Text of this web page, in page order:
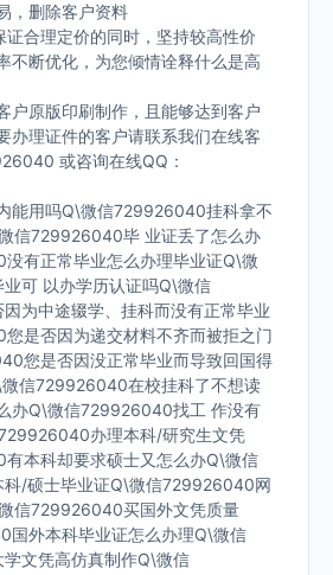
，删除客户资料
合理定价的同时，坚持较高性价
不断优化，为您倾情诠释什么是高
户原版印刷制作，且能够达到客户
办理证件的客户请联系我们在线客
或咨询在线QQ：
能用吗Q\微信729926040挂科拿不
信729926040毕 业证丢了怎么办
有正常毕业怎么办理毕业证Q\微
可 以办学历认证吗Q\微信
为中途辍学、挂科而没有正常毕业
是否因为递交材料不齐而被拒之门
您是否因没正常毕业而导致回国得
信729926040在校挂科了不想读
办Q\微信729926040找工 作没有
办理本科/研究生文凭
本科却要求硕士又怎么办Q\微信
/硕士毕业证Q\微信729926040网
信729926040买国外文凭质量
外本科毕业证怎么办理Q\微信
文凭高仿真制作Q\微信